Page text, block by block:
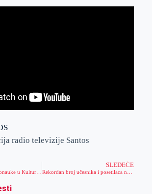
radio televizije Santos
Tribina o značaju veronauke u Kulturnom centru Zrenjanina
SLEDEĆE